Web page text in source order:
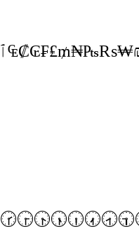
ﭐ₠₡₢₣₤₥₦₧₨₩
🕝🕞🕟🕠🕡🕢🕣🕤